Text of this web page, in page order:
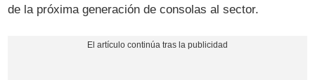
de la próxima generación de consolas al sector.